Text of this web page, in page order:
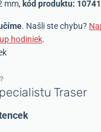
mm, kód produktu:
. Našli ste chybu?
hodiniek.
Traser